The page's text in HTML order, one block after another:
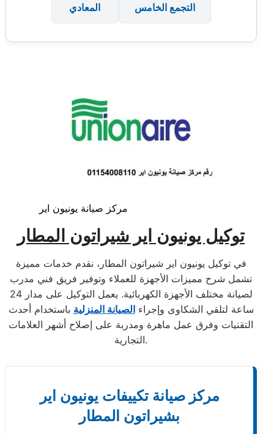
التجمع الخامس المعادي
مركز صيانة يونيون اير
توكيل يونيون اير شيراتون المطار
في توكيل يونيون اير شيراتون المطار، نقدم خدمات مميزة
تشمل شرح مميزات الأجهزة للعملاء وتوفير فريق فني مدرب
لصيانة مختلف الأجهزة الكهربائية. يعمل التوكيل على مدار 24
ساعة لتلقي الشكاوى وإجراءالصيانة المنزلية باستخدام أحدث
التقنيات وفرق عمل ماهرة ومدربة على إصلاح أشهر العلامات
التجارية.
مركز صيانة تكييفات يونيون اير
بشيراتون المطار